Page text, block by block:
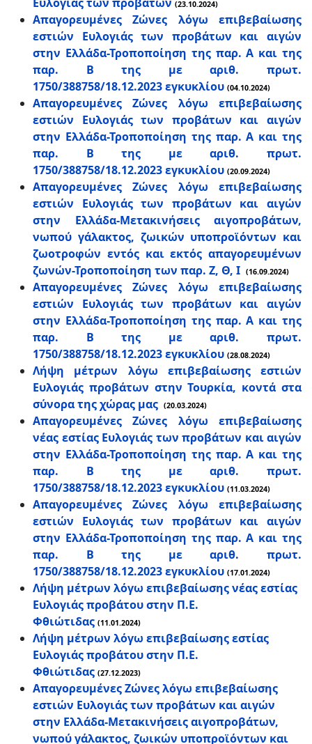
(23.10.2024)
Απαγορευμένες Ζώνες λόγω επιβεβαίωσης
εστιών Ευλογιάς των προβάτων και αιγών
στην Ελλάδα-Τροποποίηση της παρ. Α και της
παρ. Β της με αριθ. πρωτ.
1750/388758/18.12.2023 εγκυκλίου (04.10.2024)
Απαγορευμένες Ζώνες λόγω επιβεβαίωσης
εστιών Ευλογιάς των προβάτων και αιγών
στην Ελλάδα-Τροποποίηση της παρ. Α και της
παρ. Β της με αριθ. πρωτ.
1750/388758/18.12.2023 εγκυκλίου (20.09.2024)
Απαγορευμένες Ζώνες λόγω επιβεβαίωσης
εστιών Ευλογιάς των προβάτων και αιγών
στην Ελλάδα-Μετακινήσεις αιγοπροβάτων,
νωπού γάλακτος, ζωικών υποπροϊόντων και
ζωοτροφών εντός και εκτός απαγορευμένων
ζωνών-Τροποποίηση των παρ. Ζ, Θ, Ι (16.09.2024)
Απαγορευμένες Ζώνες λόγω επιβεβαίωσης
εστιών Ευλογιάς των προβάτων και αιγών
στην Ελλάδα-Τροποποίηση της παρ. Α και της
παρ. Β της με αριθ. πρωτ.
1750/388758/18.12.2023 εγκυκλίου (28.08.2024)
Λήψη μέτρων λόγω επιβεβαίωσης εστιών
Ευλογιάς προβάτων στην Τουρκία, κοντά στα
σύνορα της χώρας μας (20.03.2024)
Απαγορευμένες Ζώνες λόγω επιβεβαίωσης
νέας εστίας Ευλογιάς των προβάτων και αιγών
στην Ελλάδα-Τροποποίηση της παρ. Α και της
παρ. Β της με αριθ. πρωτ.
1750/388758/18.12.2023 εγκυκλίου (11.03.2024)
Απαγορευμένες Ζώνες λόγω επιβεβαίωσης
εστιών Ευλογιάς των προβάτων και αιγών
στην Ελλάδα-Τροποποίηση της παρ. Α και της
παρ. Β της με αριθ. πρωτ.
1750/388758/18.12.2023 εγκυκλίου (17.01.2024)
Λήψη μέτρων λόγω επιβεβαίωσης νέας εστίας
Ευλογιάς προβάτου στην Π.Ε.
Φθιώτιδας (11.01.2024)
Λήψη μέτρων λόγω επιβεβαίωσης εστίας
Ευλογιάς προβάτου στην Π.Ε.
Φθιώτιδας (27.12.2023)
Απαγορευμένες Ζώνες λόγω επιβεβαίωσης
εστιών Ευλογιάς των προβάτων και αιγών
στην Ελλάδα-Μετακινήσεις αιγοπροβάτων,
νωπού γάλακτος, ζωικών υποπροϊόντων και